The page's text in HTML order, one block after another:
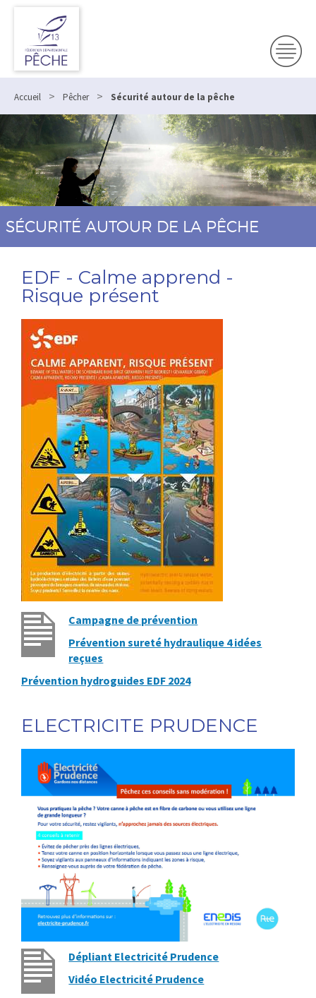
Accueil > Pêcher > Sécurité autour de la pêche
SÉCURITÉ AUTOUR DE LA PÊCHE
EDF - Calme apprend -
Risque présent
Campagne de prévention
Prévention sureté hydraulique 4 idées
reçues
Prévention hydroguides EDF 2024
ELECTRICITE PRUDENCE
Dépliant Electricité Prudence
Vidéo Electricité Prudence